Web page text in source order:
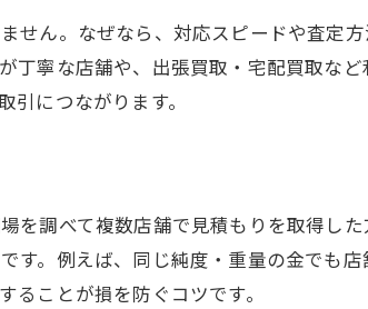
せん。なぜなら、対応スピードや査定
寧な店舗や、出張買取・宅配買取な
につながります。
を調べて複数店舗で見積もりを取得し
す。例えば、同じ純度・重量の金でも
ことが損を防ぐコツです。